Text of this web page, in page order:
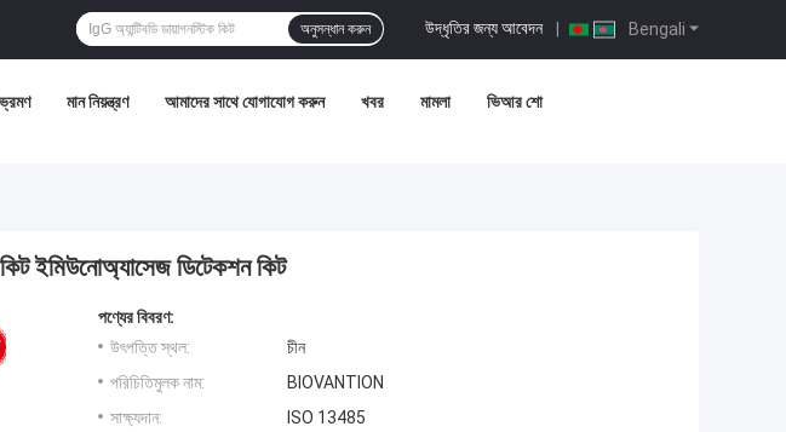
Bengali
উদ্ধৃতির জন্য আবেদন |
অনুসন্ধান করুন
মান নিয়ন্ত্রণ আমাদের সাথে যোগাযোগ করুন খবর মামলা ভিআর শো
ইমিউনোঅ্যাসেজ ডিটেকশন কিট
পণ্যের বিবরণ:
উৎপত্তি স্থল:
চীন
পরিচিতিমুলক নাম:
BIOVANTION
সাক্ষ্যদান:
ISO 13485